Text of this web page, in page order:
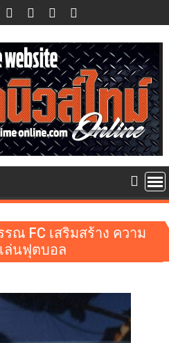
ณ FC เสริมสร้าง ความ
ล่นฟุตบอล